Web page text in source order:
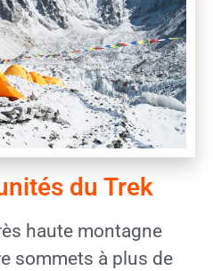
du Trek
haute montagne
sommets à plus de